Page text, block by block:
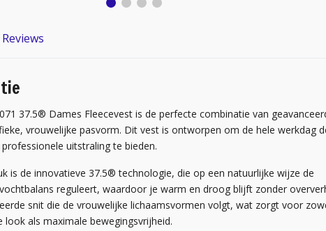
Reviews
37.5® Dames Fleecevest is de perfecte combinatie van
vrouwelijke pasvorm. Dit vest is ontworpen om de hele werkdag
uitstraling te bieden.
is de innovatieve 37.5® technologie, die op een natuurlijke wijze de
reguleert, waardoor je warm en droog blijft zonder
snit die de vrouwelijke lichaamsvormen volgt, wat zorgt voor
als maximale bewegingsvrijheid.